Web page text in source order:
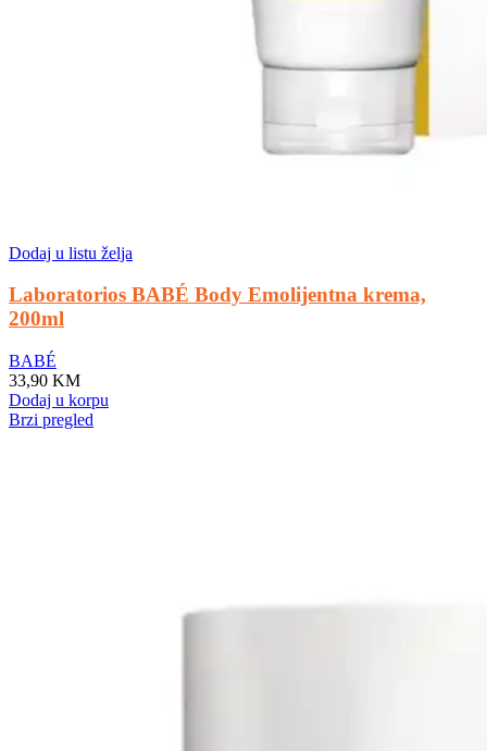
Dodaj u listu želja
Laboratorios BABÉ Body Emolijentna krema,
200ml
BABÉ
33,90 KM
Dodaj u korpu
Brzi pregled